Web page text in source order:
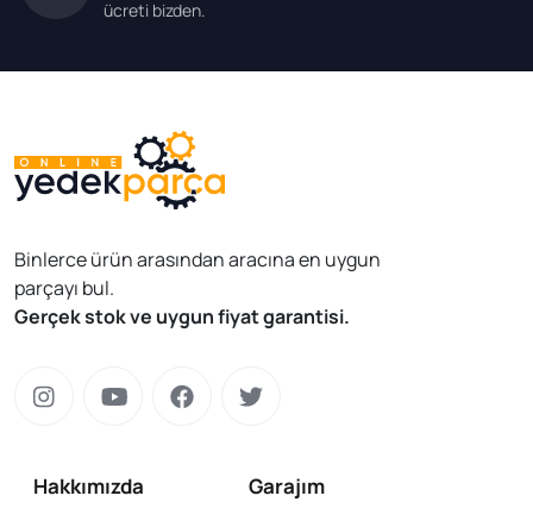
ücreti bizden.
Binlerce ürün arasından aracına en uygun
parçayı bul.
Gerçek stok ve uygun fiyat garantisi.
Hakkımızda
Garajım